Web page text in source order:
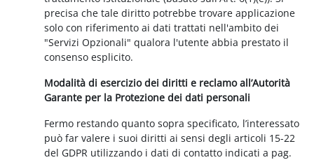
precisa che tale diritto potrebbe trovare applicazione
solo con riferimento ai dati trattati nell'ambito dei
"Servizi Opzionali" qualora l'utente abbia prestato il
consenso esplicito.
Modalità di esercizio dei diritti e reclamo all’Autorità
Garante per la Protezione dei dati personali
Fermo restando quanto sopra specificato, l’interessato
può far valere i suoi diritti ai sensi degli articoli 15-22
del GDPR utilizzando i dati di contatto indicati a pag.